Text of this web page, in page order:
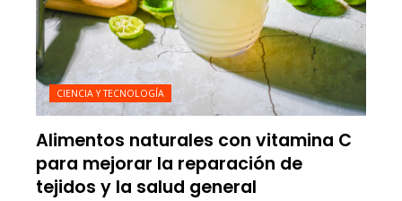
CIENCIA Y TECNOLOGÍA
Alimentos naturales con vitamina C
para mejorar la reparación de
tejidos y la salud general